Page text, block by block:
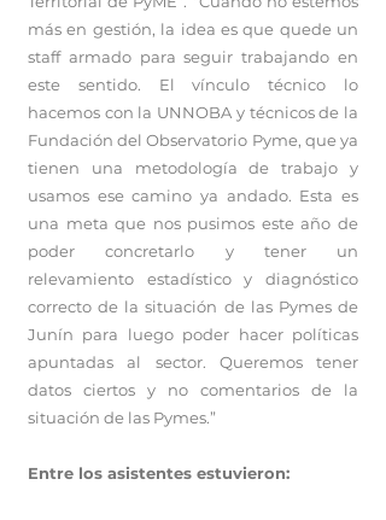
más en gestión, la idea es que quede un
staff armado para seguir trabajando en
este sentido. El vínculo técnico lo
hacemos con la UNNOBA y técnicos de la
Fundación del Observatorio Pyme, que ya
tienen una metodología de trabajo y
usamos ese camino ya andado. Esta es
una meta que nos pusimos este año de
poder concretarlo y tener un
relevamiento estadístico y diagnóstico
correcto de la situación de las Pymes de
Junín para luego poder hacer políticas
apuntadas al sector. Queremos tener
datos ciertos y no comentarios de la
situación de las Pymes.”
Entre los asistentes estuvieron: